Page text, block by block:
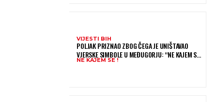
VIJESTI BIH
POLJAK PRIZNAO ZBOG ČEGA JE UNIŠTAVAO
VJERSKE SIMBOLE U MEĐUGORJU: “NE KAJEM SE I
PONOVIO BIH SVE”
NE KAJEM SE !